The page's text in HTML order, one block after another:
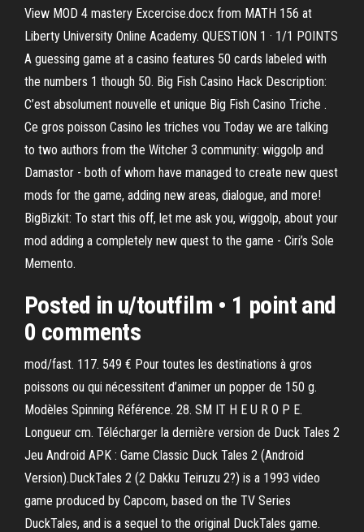
View MOD 4 mastery Excercise.docx from MATH 156 at
Liberty University Online Academy. QUESTION 1 · 1/1 POINTS
A guessing game at a casino features 50 cards labeled with
the numbers 1 though 50. Big Fish Casino Hack Description:
C’est absolument nouvelle et unique Big Fish Casino Triche .
Ce gros poisson Casino les triches vou Today we are talking
to two authors from the Witcher 3 community: wiggolp and
Damastor - both of whom have managed to create new quest
mods for the game, adding new areas, dialogue, and more!
BigBizkit: To start this off, let me ask you, wiggolp, about your
mod adding a completely new quest to the game - Ciri’s Sole
Memento.
Posted in u/toutfilm • 1 point and
0 comments
mod/fast. 117. 549 € Pour toutes les destinations à gros
poissons ou qui nécessitent d’animer un popper de 150 g.
Modèles Spinning Référence. 28. SM IT H E U R O P E.
Longueur cm. Télécharger la dernière version de Duck Tales 2
Jeu Android APK : Game Classic Duck Tales 2 (Android
Version).DuckTales 2 (2 Dakku Teiruzu 2?) is a 1993 video
game produced by Capcom, based on the TV Series
DuckTales, and is a sequel to the original DuckTales game.